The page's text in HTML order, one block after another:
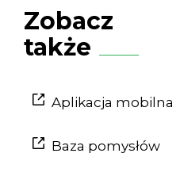
Zobacz
także
Aplikacja mobilna
Baza pomysłów